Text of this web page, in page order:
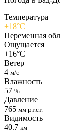
Температура
+18°C
Переменная
Ощущается
+16°C
Ветер
4 м/с
Влажность
57 %
Давление
765 мм рт.ст.
Видимость
40.7 км